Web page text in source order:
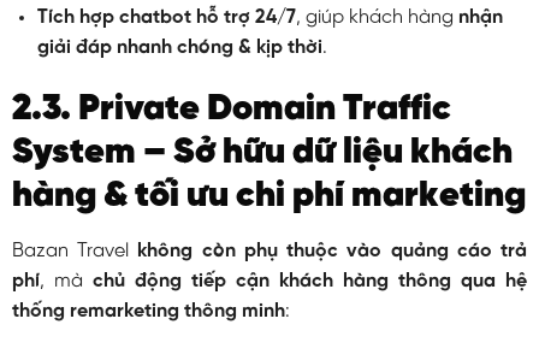
Tích hợp chatbot hỗ trợ 24/7, giúp khách hàng nhận
giải đáp nhanh chóng & kịp thời.
2.3. Private Domain Traffic
System – Sở hữu dữ liệu khách
hàng & tối ưu chi phí marketing
Bazan Travel
không còn phụ thuộc vào quảng cáo trả
phí, mà chủ động tiếp cận khách hàng thông qua hệ
thống remarketing thông minh: